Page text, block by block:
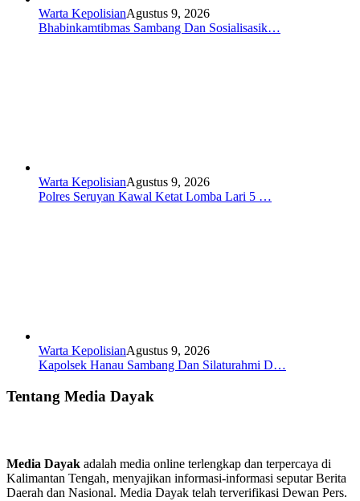
Warta KepolisianAgustus 9, 2026
Bhabinkamtibmas Sambang Dan Sosialisasik…
Warta KepolisianAgustus 9, 2026
Polres Seruyan Kawal Ketat Lomba Lari 5 …
Warta KepolisianAgustus 9, 2026
Kapolsek Hanau Sambang Dan Silaturahmi D…
Tentang Media Dayak
Media Dayak adalah media online terlengkap dan terpercaya di
Kalimantan Tengah, menyajikan informasi-informasi seputar Berita
Daerah dan Nasional. Media Dayak telah terverifikasi Dewan Pers.